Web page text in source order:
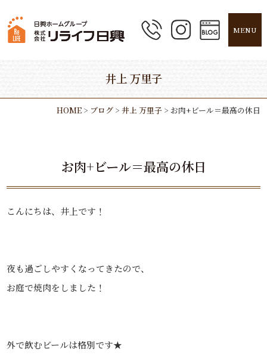
MENU
井上 万里子
HOME> ブログ> 井上 万里子> お肉+ビール＝最高の休日
お肉+ビール＝最高の休日
こんにちは、井上です！
夜も過ごしやすくなってきたので、
お庭で焼肉をしました！
外で飲むビールは格別です★